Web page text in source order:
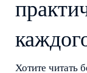
Хотите читать